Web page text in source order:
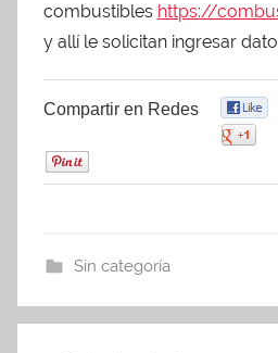
combustibles https://
y allí le solicitan ingresar
Compartir en Redes
Sin categoría